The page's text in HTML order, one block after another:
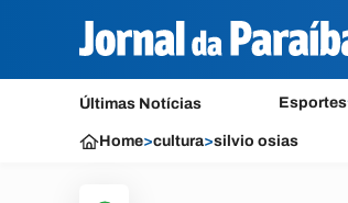
Últimas Notícias Esportes
Home>cultura>silvio osias